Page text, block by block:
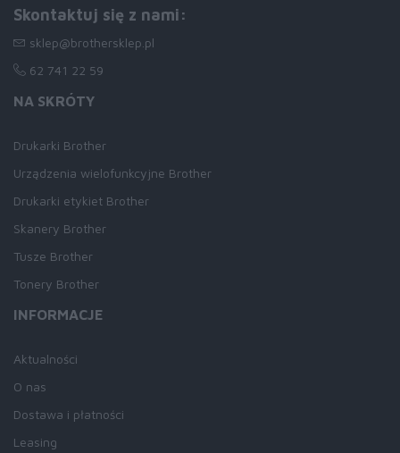
Skontaktuj się z nami:
sklep@brothersklep.pl
62 741 22 59
NA SKRÓTY
Drukarki Brother
Urządzenia wielofunkcyjne Brother
Drukarki etykiet Brother
Skanery Brother
Tusze Brother
Tonery Brother
INFORMACJE
Aktualności
O nas
Dostawa i płatności
Leasing